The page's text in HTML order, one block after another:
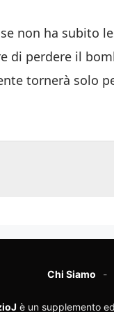
non ha subito
di perdere il
tornerà solo
Chi Siamo
è un supplemento